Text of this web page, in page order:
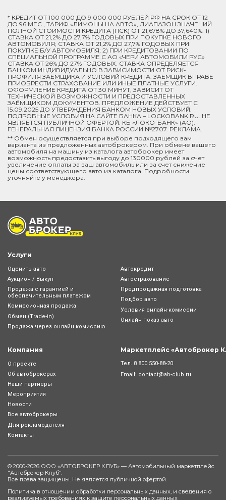
* КРЕДИТ ОТ 100 000 ДО 9 000 000 РУБЛЕЙ РФ НА СРОК ОТ 12
ДО 96 МЕС., ТАРИФ «ЛИМОНЫ НА АВТО», ДИАПАЗОН ЗНАЧЕНИЙ
ПОЛНОЙ СТОИМОСТИ КРЕДИТА (ПСК) ОТ 21,678% ДО 37,640%: 1)
СТАВКА ОТ 21,2% ДО 27,7% ГОДОВЫХ ПРИ ПОКУПКЕ НОВОГО
АВТОМОБИЛЯ; СТАВКА ОТ 21,2% ДО 27,7% ГОДОВЫХ ПРИ
ПОКУПКЕ Б/У АВТОМОБИЛЯ; 2) ПРИ КРЕДИТОВАНИИ ПО
СПЕЦИАЛЬНОЙ ПРОГРАММЕ C АО «ЧЕРИ АВТОМОБИЛИ РУС»
СТАВКА ОТ 26% ДО 27% ГОДОВЫХ. СТАВКА ОПРЕДЕЛЯЕТСЯ
БАНКОМ ИНДИВИДУАЛЬНО В ЗАВИСИМОСТИ ОТ РИСК-
ПРОФИЛЯ ЗАЁМЩИКА И УСЛОВИЙ КРЕДИТА. ЗАЁМЩИК ВПРАВЕ
ПРИОБРЕСТИ СТРАХОВАНИЕ ИЛИ ИНЫЕ ПЛАТНЫЕ УСЛУГИ.
ОФОРМЛЕНИЕ КРЕДИТА ОТ 30 МИНУТ, ЗАВИСИТ ОТ
ТЕХНИЧЕСКОЙ ВОЗМОЖНОСТИ И ПРЕДОСТАВЛЕННЫХ
ЗАЁМЩИКОМ ДОКУМЕНТОВ. ПРЕДЛОЖЕНИЕ ДЕЙСТВУЕТ С
15.09.2025 ДО УТВЕРЖДЕНИЯ БАНКОМ НОВЫХ УСЛОВИЙ.
ПОДРОБНЫЕ УСЛОВИЯ НА САЙТЕ БАНКА – LOCKOBANK.RU. НЕ
ЯВЛЯЕТСЯ ПУБЛИЧНОЙ ОФЕРТОЙ. КБ «ЛОКО-БАНК» (АО).
ГЕНЕРАЛЬНАЯ ЛИЦЕНЗИЯ БАНКА РОССИИ №2707. РЕКЛАМА.
** Обмен осуществляется при выборе подходящего вам
варианта из предложенных автоброкером. При обмене вашего
автомобиля на машину из каталога автоброкер имеет
возможность предоставить выгоду до 130000 рублей за счет
увеличение оплаты за ваш автомобиль или за счет снижение
цены соответствующего авто из каталога. Подробности
уточняйте у менеджера.
Услуги
Оценить авто
Аукцион / Выкуп
Продажа с гарантией и
обеспечительным платежом
Комиссионная продажа
Обмен (Trade-in)
Продажа через онлайн комиссию
Автокредит
Автострахование
Предпродажная подготовка
Подбор авто
Условия онлайн-комиcсии
Онлайн показ авто
Компания
О проекте
Об автоброкерах
Наши партнеры
Мероприятия
Новости
Все автоброкеры
Для рекламодателя
Контакты
Маркетплейс «Автоброкер
Тел. 8 800 550-88-20
Email: contact@ab-club.ru
© 2000-2026 ООО «АВТОБРОКЕР КЛУБ» — Автомобильный маркетплейс
"Автоброкер Клуб".
Все права защищены. Не является публичной офертой.
Политика в отношении обработки персональных данных, и сведения о
реализуемых требованиях к защите персональных данных